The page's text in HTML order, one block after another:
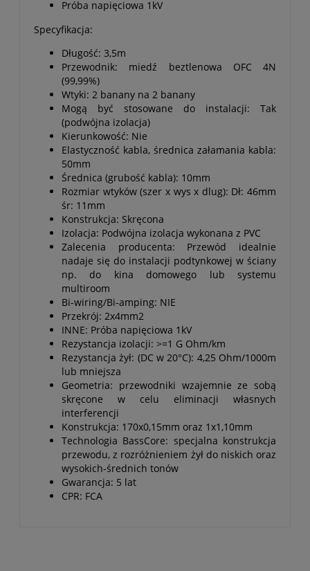
Próba napięciowa 1kV
Specyfikacja:
Długość: 3,5m
Przewodnik: miedź beztlenowa OFC 4N
(99,99%)
Wtyki: 2 banany na 2 banany
Mogą być stosowane do instalacji: Tak
(podwójna izolacja)
Kierunkowość: Nie
Elastyczność kabla, średnica załamania kabla:
50mm
Średnica (grubość kabla): 10mm
Rozmiar wtyków (szer x wys x dlug): Dł: 46mm
śr: 11mm
Konstrukcja: Skręcona
Izolacja: Podwójna izolacja wykonana z PVC
Zalecenia producenta: Przewód idealnie
nadaje się do instalacji podtynkowej w ściany
np. do kina domowego lub systemu
multiroom
Bi-wiring/Bi-amping: NIE
Przekrój: 2x4mm2
INNE: Próba napięciowa 1kV
Rezystancja izolacji: >=1 G Ohm/km
Rezystancja żył: (DC w 20°C): 4,25 Ohm/1000m
lub mniejsza
Geometria: przewodniki wzajemnie ze sobą
skręcone w celu eliminacji własnych
interferencji
Konstrukcja: 170x0,15mm oraz 1x1,10mm
Technologia BassCore: specjalna konstrukcja
przewodu, z rozróżnieniem żył do niskich oraz
wysokich-średnich tonów
Gwarancja: 5 lat
CPR: FCA